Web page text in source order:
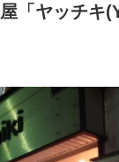
「ヤッチキ